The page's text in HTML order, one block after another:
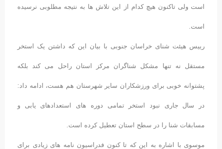
است ولی تاکنون هیچ کدام از این تلاش ها به نتیجه مطلوبی نرسیده
است.
رییس هیئت شنای خراسان جنوبی با بیان این که داشتن یک استخر
مستقل نه تنها مشکل شناگران مرکز استان راحل می کند بلکه
پشتوانه خوبی برای ورزشکاران سایر شهرستان هم هست، ادامه داد:
در سال جاری نبود استخر تمامی دوره های استعدادهای یابی و
مسابقات شنا را در سطح استان تعطیل کرده است.
موسوی با اشاره به این که تا کنون فدراسیون نامه های زیادی برای